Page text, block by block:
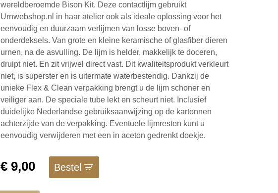
wereldberoemde Bison Kit. Deze contactlijm gebruikt
Urnwebshop.nl in haar atelier ook als ideale oplossing voor het
eenvoudig en duurzaam verlijmen van losse boven- of
onderdeksels. Van grote en kleine keramische of glasfiber dieren
urnen, na de asvulling. De lijm is helder, makkelijk te doceren,
druipt niet. En zit vrijwel direct vast. Dit kwaliteitsprodukt verkleurt
niet, is superster en is uitermate waterbestendig. Dankzij de
unieke Flex & Clean verpakking brengt u de lijm schoner en
veiliger aan. De speciale tube lekt en scheurt niet. Inclusief
duidelijke Nederlandse gebruiksaanwijzing op de kartonnen
achterzijde van de verpakking. Eventuele lijmresten kunt u
eenvoudig verwijderen met een in aceton gedrenkt doekje.
€ 9,00 Bestel